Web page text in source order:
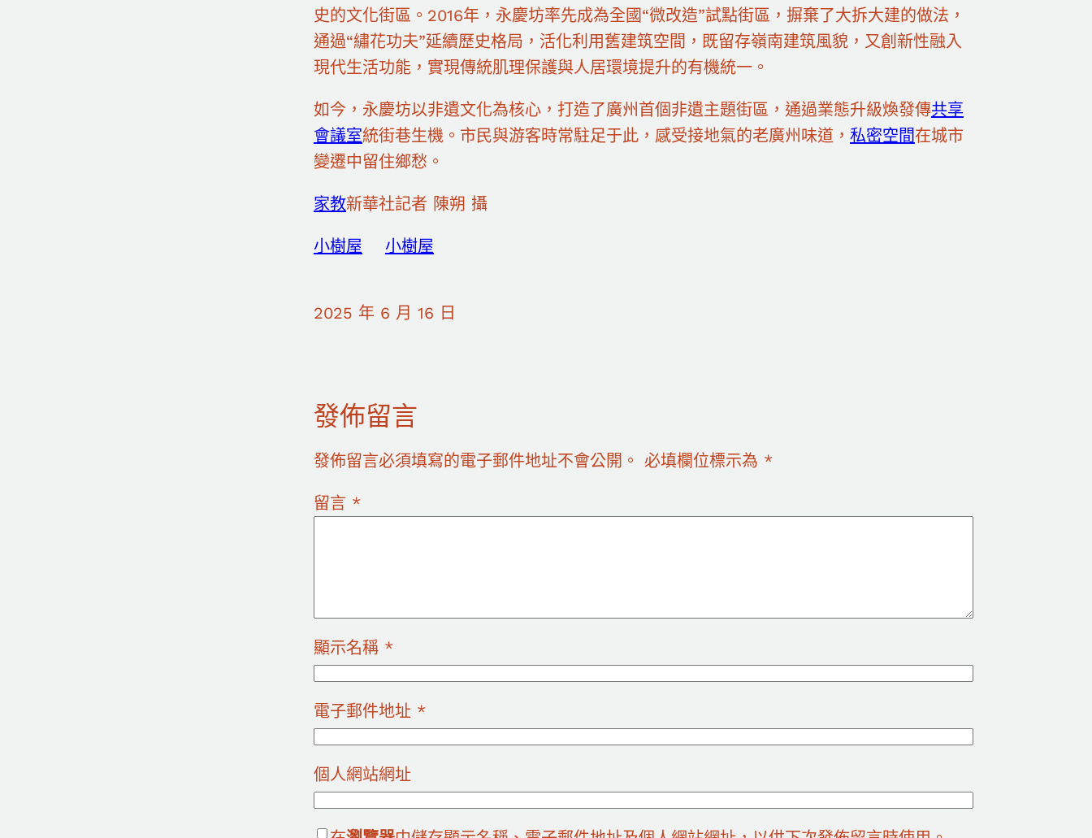
史的文化街區。2016年，永慶坊率先成為全國“微改造”試點街區，摒棄了大拆大建的做法，
通過“繡花功夫”延續歷史格局，活化利用舊建筑空間，既留存嶺南建筑風貌，又創新性融入
現代生活功能，實現傳統肌理保護與人居環境提升的有機統一。
如今，永慶坊以非遺文化為核心，打造了廣州首個非遺主題街區，通過業態升級煥發傳共享
會議室統街巷生機。市民與游客時常駐足于此，感受接地氣的老廣州味道， 私密空間在城市
變遷中留住鄉愁。
家教新華社記者 陳朔 攝
小樹屋 小樹屋
2025 年 6 月 16 日
發佈留言
發佈留言必須填寫的電子郵件地址不會公開。 必填欄位標示為 *
留言 *
顯示名稱 *
電子郵件地址 *
個人網站網址